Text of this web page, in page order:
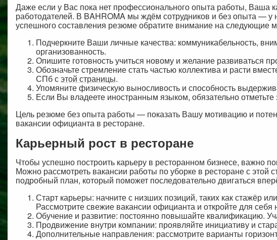
Даже если у Вас пока нет профессионального опыта работы, Ваша
работодателей. В BAHROMA мы ждём сотрудников и без опыта —
успешного составления резюме обратите внимание на следующие
Подчеркните Ваши личные качества: коммуникабельность,
организованность.
Опишите готовность учиться новому и желание развиваться
Обозначьте стремление стать частью коллектива и расти
СПб сэтой страницы.
Упомяните физическую выносливость и способность
Если Вы владеете иностранным языком, обязательно отметьте
Цель резюме без опыта работы — показать Вашу мотивацию и
вакансии официанта в ресторане.
Карьерный рост в ресторане
Чтобы успешно построить карьеру в ресторанном бизнесе, важно
Можно рассмотреть вакансии работы по уборке в ресторане с этой
подробный план, который поможет последовательно двигаться
Старт карьеры: начните с низших позиций, таких как стажёр
Рассмотрите свежие вакансии официанта и откройте для
Обучение и развитие: постоянно повышайте квалификацию.
Продвижение внутри компании: проявляйте инициативу и
Дополнительные направления: рассмотрите варианты